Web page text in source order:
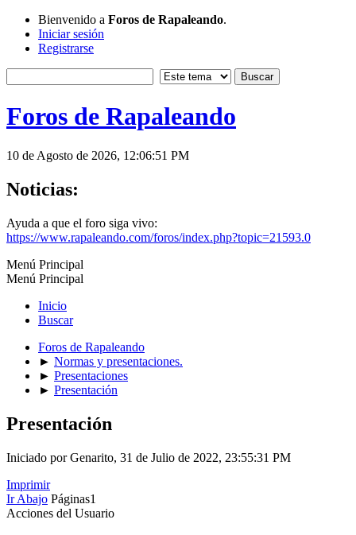
Bienvenido a Foros de Rapaleando.
Iniciar sesión
Registrarse
Foros de Rapaleando
10 de Agosto de 2026, 12:06:51 PM
Noticias:
Ayuda a que el foro siga vivo:
https://www.rapaleando.com/foros/index.php?topic=21593.0
Menú Principal
Menú Principal
Inicio
Buscar
Foros de Rapaleando
► Normas y presentaciones.
► Presentaciones
► Presentación
Presentación
Iniciado por Genarito, 31 de Julio de 2022, 23:55:31 PM
Imprimir
Ir Abajo Páginas1
Acciones del Usuario